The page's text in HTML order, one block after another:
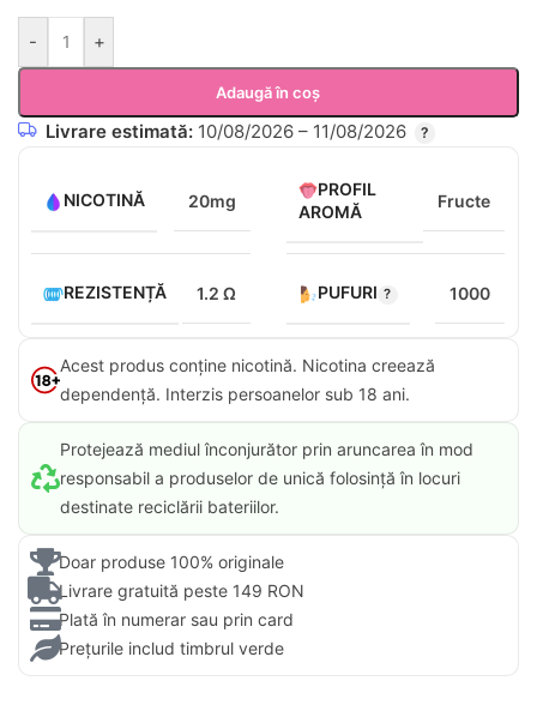
- +
Adaugă în coș
Livrare estimată: 10/08/2026 – 11/08/2026
NICOTINĂ 20mg
PROFIL
AROMĂ
Fructe
REZISTENȚĂ 1.2 Ω PUFURI 1000
Acest produs conține nicotină. Nicotina creează
dependență. Interzis persoanelor sub 18 ani.​
Protejează mediul înconjurător prin aruncarea în mod
responsabil a produselor de unică folosință în locuri
destinate reciclării bateriilor.
Doar produse 100% originale
Livrare gratuită peste 149 RON
Plată în numerar sau prin card
Prețurile includ timbrul verde